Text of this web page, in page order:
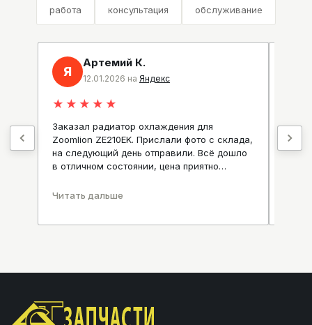
работа консультация обслуживание
Я
Артемий К.
12.01.2026 на Яндекс
★ ★ ★ ★ ★
Заказал радиатор охлаждения для
Zoomlion ZE210EK. Прислали фото с склада,
на следующий день отправили. Всё дошло
в отличном состоянии, цена приятно
Читать дальше
и